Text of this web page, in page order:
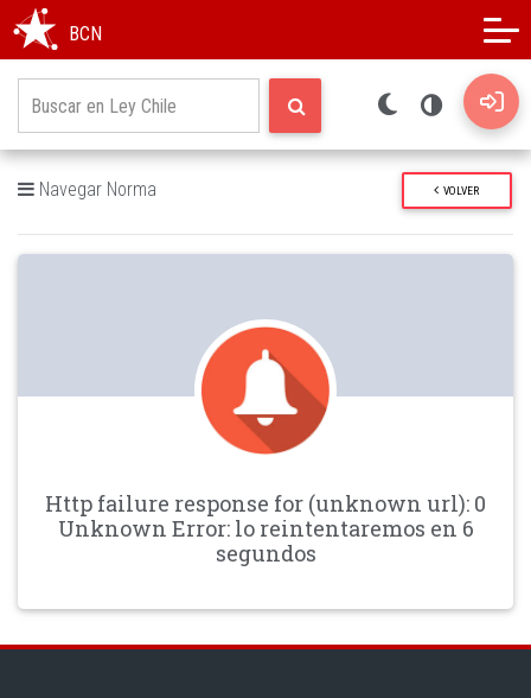
BCN
Navegar Norma VOLVER
Http failure response for (unknown url): 0
Unknown Error: lo reintentaremos en 6
segundos